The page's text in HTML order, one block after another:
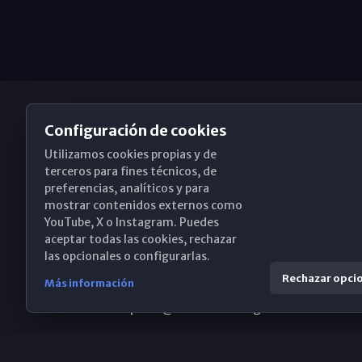
Obispado de Málaga
Santa María, 18-20. 29015 Málaga
(+34) 952 224 386
Configuración de cookies
Utilizamos cookies propias y de
terceros para fines técnicos, de
preferencias, analíticos y para
mostrar contenidos externos como
YouTube, X o Instagram. Puedes
aceptar todas las cookies, rechazar
las opcionales o configurarlas.
Más información Rechazar